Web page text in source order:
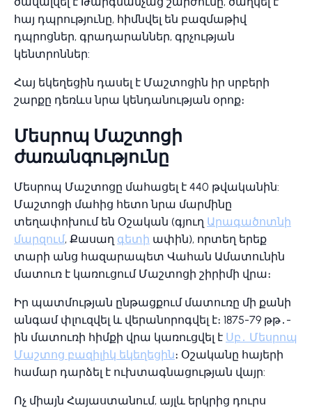
հայ դպրությունը, հիմնվել են բազմաթիվ
դպրոցներ, գրադարաններ, գրչության
կենտրոններ:
Հայ եկեղեցին դասել է Մաշտոցին իր սրբերի
շարքը դեռևս նրա կենդանության օրոք։
Մեսրոպ Մաշտոցի
ժառանգությունը
Մեսրոպ Մաշտոցը մահացել է 440 թվականին:
Մաշտոցի մահից հետո նրա մարմինը
տեղափոխում են Օշական (գյուղ Արագածոտնի
մարզում, Քասաղ գետի ափին), որտեղ երեք
տարի անց հազարապետ Վահան Ամատունին
մատուռ է կառուցում Մաշտոցի շիրիմի վրա։
Իր պատմության ընթացքում մատուռը մի քանի
անգամ փլուզվել և վերանորոգվել է։ 1875-79 թթ․-
ին մատուռի հիմքի վրա կառուցվել է Սբ․ Մեսրոպ
Մաշտոց բազիլիկ եկեղեցին։ Օշականը հայերի
համար դարձել է ուխտագնացության վայր:
Ոչ միայն Հայաստանում, այլև երկրից դուրս